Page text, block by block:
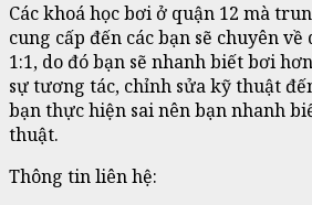
Các khoá học bơi ở quận 12 mà
cung cấp đến các bạn sẽ chuyên
1:1, do đó bạn sẽ nhanh biết bơi
sự tương tác, chỉnh sửa kỹ thuật
bạn thực hiện sai nên bạn nhanh
thuật.
Thông tin liên hệ: